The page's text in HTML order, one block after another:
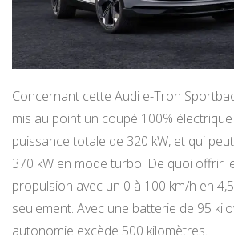
Concernant cette Audi e-Tron
mis au point un coupé 100% électrique
puissance totale de 320 kW, et qui
370 kW en mode turbo. De quoi offrir
propulsion avec un 0 à 100 km/h en
seulement. Avec une batterie de 95
autonomie excède 500 kilomètres.